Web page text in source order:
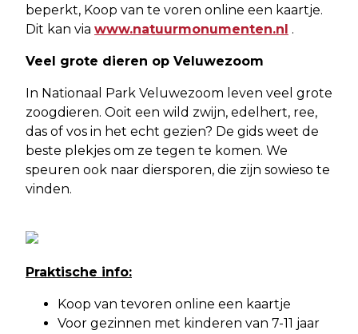
beperkt, Koop van te voren online een kaartje.
Dit kan via www.natuurmonumenten.nl .
Veel grote dieren op Veluwezoom
In Nationaal Park Veluwezoom leven veel grote
zoogdieren. Ooit een wild zwijn, edelhert, ree,
das of vos in het echt gezien? De gids weet de
beste plekjes om ze tegen te komen. We
speuren ook naar diersporen, die zijn sowieso te
vinden.
Praktische info:
Koop van tevoren online een kaartje
Voor gezinnen met kinderen van 7-11 jaar